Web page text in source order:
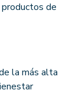
de
la más alta